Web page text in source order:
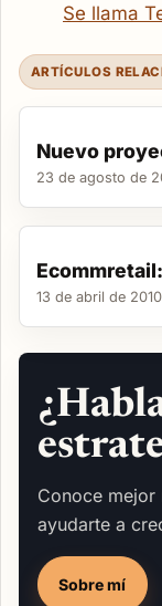
Se llama
ARTÍCULOS
Nuevo
23 de agosto de
13 de abril de 2010
Conoce
ayudarte a
Sobre mí